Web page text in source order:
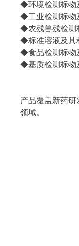
◆环境检测标物
◆工业检测标物
◆农残兽残检测
◆标准溶液及其
◆食品检测标物
◆基质检测标物
产品覆盖新药研
领域。